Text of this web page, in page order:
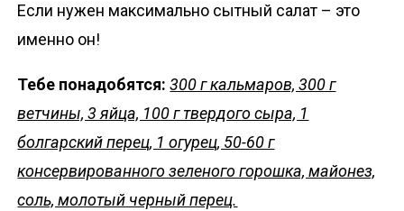
Если нужен максимально сытный салат – это
именно он!
Тебе понадобятся:300 г кальмаров, 300 г
ветчины, 3 яйца, 100 г твердого сыра, 1
болгарский перец, 1 огурец, 50-60 г
консервированного зеленого горошка, майонез,
соль, молотый черный перец.